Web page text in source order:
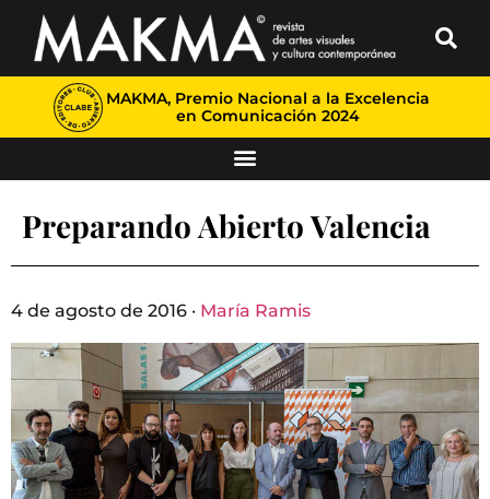
MAKMA, Premio Nacional a la Excelencia
en Comunicación 2024
Preparando Abierto Valencia
4 de agosto de 2016 · María Ramis